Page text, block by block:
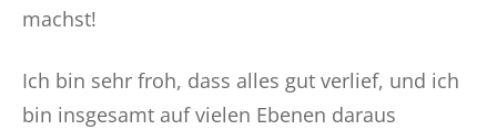
machst!
Ich bin sehr froh, dass alles gut verlief, und ich
bin insgesamt auf vielen Ebenen daraus